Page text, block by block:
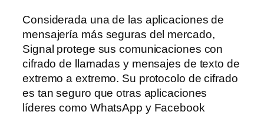
Considerada una de las aplicaciones de
mensajería más seguras del mercado,
Signal protege sus comunicaciones con
cifrado de llamadas y mensajes de texto de
extremo a extremo. Su protocolo de cifrado
es tan seguro que otras aplicaciones
líderes como WhatsApp y Facebook